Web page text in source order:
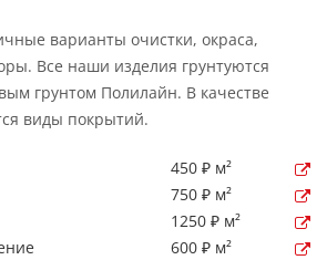
варианты очистки, окраса,
Все наши изделия грунтуются
грунтом Полилайн. В качестве
виды покрытий.
450 ₽ м²
750 ₽ м²
1250 ₽ м²
600 ₽ м²